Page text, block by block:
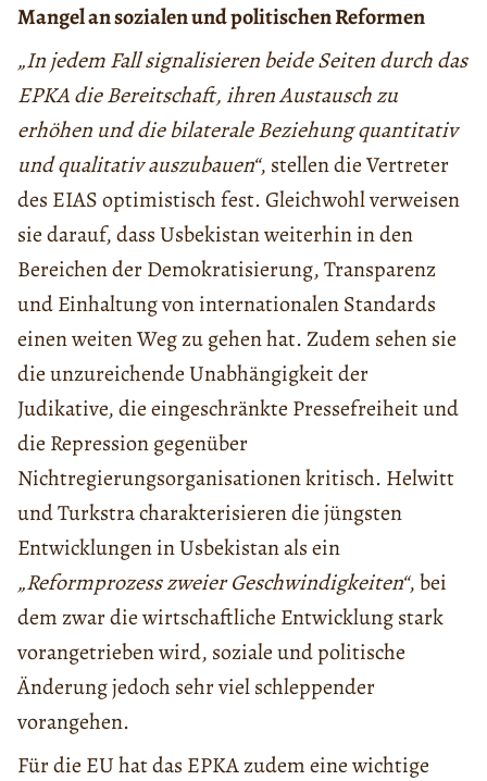
Mangel an sozialen und politischen Reformen
„In jedem Fall signalisieren beide Seiten durch das
EPKA die Bereitschaft, ihren Austausch zu
erhöhen und die bilaterale Beziehung quantitativ
und qualitativ auszubauen“, stellen die Vertreter
des EIAS optimistisch fest. Gleichwohl verweisen
sie darauf, dass Usbekistan weiterhin in den
Bereichen der Demokratisierung, Transparenz
und Einhaltung von internationalen Standards
einen weiten Weg zu gehen hat. Zudem sehen sie
die unzureichende Unabhängigkeit der
Judikative, die eingeschränkte Pressefreiheit und
die Repression gegenüber
Nichtregierungsorganisationen kritisch. Helwitt
und Turkstra charakterisieren die jüngsten
Entwicklungen in Usbekistan als ein
„Reformprozess zweier Geschwindigkeiten“, bei
dem zwar die wirtschaftliche Entwicklung stark
vorangetrieben wird, soziale und politische
Änderung jedoch sehr viel schleppender
vorangehen.
Für die EU hat das EPKA zudem eine wichtige